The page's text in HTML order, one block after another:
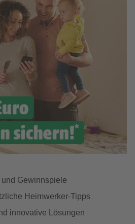
Gewinnspiele
Heimwerker-Tipps
innovative Lösungen